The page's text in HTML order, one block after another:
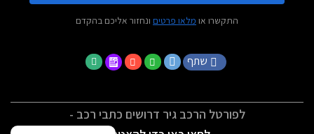
התקשרו או מלאו פרטים ונחזור אליכם בהקדם
שתף
לפורטל הרכב גיר דרושים כתבי רכב -